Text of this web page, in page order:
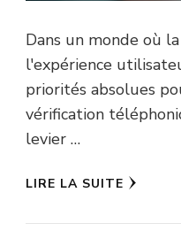
Dans un monde où
l'expérience
priorités absolues
vérification
levier …
LIRE LA SUITE